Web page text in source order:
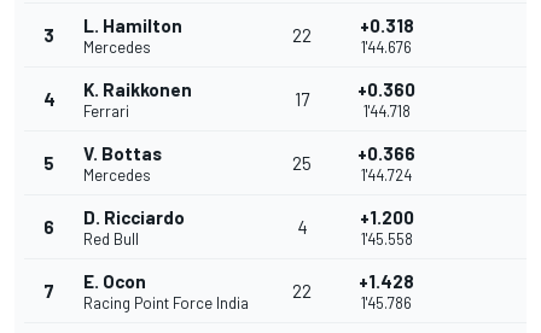
3 L. Hamilton
Mercedes
22 +0.318
1'44.676
4 K. Raikkonen
Ferrari
17 +0.360
1'44.718
5 V. Bottas
Mercedes
25 +0.366
1'44.724
6 D. Ricciardo
Red Bull
4 +1.200
1'45.558
7 E. Ocon
Racing Point Force India
22 +1.428
1'45.786